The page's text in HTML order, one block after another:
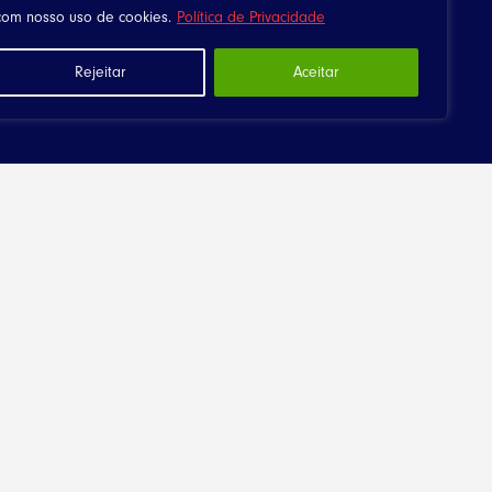
nosso uso de cookies. Política de Privacidade
Rejeitar Aceitar